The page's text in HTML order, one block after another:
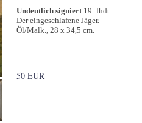
Undeutlich signiert19. Jhdt.
Der eingeschlafene Jäger.
Öl/Malk., 28 x 34,5 cm.
50 EUR